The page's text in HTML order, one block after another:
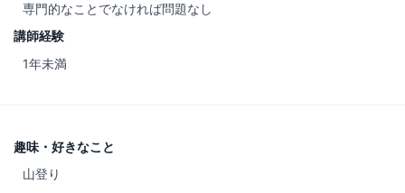
専門的なことでなければ問題なし
講師経験
1年未満
趣味・好きなこと
山登り